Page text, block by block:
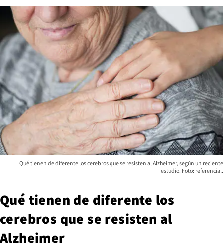
Qué tienen de diferente los cerebros que se resisten al Alzheimer, según un reciente
estudio. Foto: referencial.
Qué tienen de diferente los
cerebros que se resisten al
Alzheimer